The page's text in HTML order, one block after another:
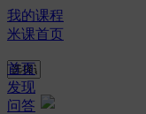
我的课程
米课首页
首页
发现
问答